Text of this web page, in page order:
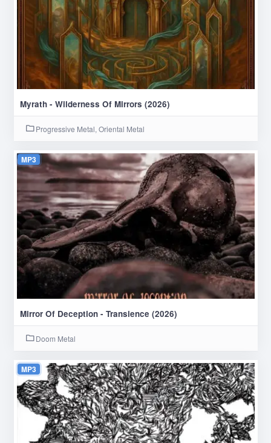
Myrath - Wilderness Of Mirrors (2026)
Progressive Metal, Oriental Metal
MP3
Mirror Of Deception - Transience (2026)
Doom Metal
MP3